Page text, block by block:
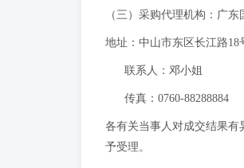
（三）采购代理机构：广
地址：中山市东区长江路18
联系人：邓小姐 联系
传真：0760-
各有关当事人对成交结果有
予受理